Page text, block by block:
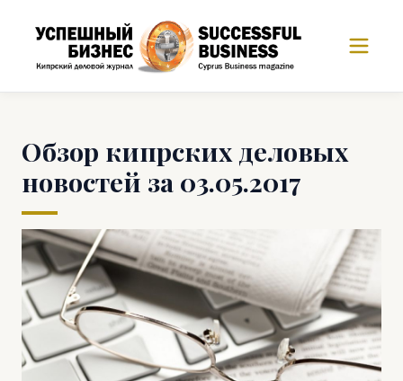
Обзор кипрских деловых
новостей за 03.05.2017